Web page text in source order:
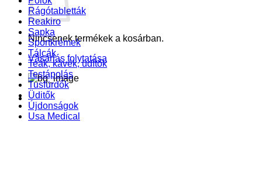
Nincsenek termékek a kosárban.
Vásárlás folytatása
Rágótabletták
Reakiro
Sapka
Sportkrémek
Tálcák
Teák, kávék, üdítők
Testápolás
Tusfürdők
Üditők
Újdonságok
Usa Medical